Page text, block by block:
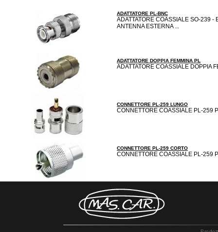
ADATTATORE PL-BNC
ADATTATORE COASSIALE SO-239 -
ANTENNA ESTERNA ...
ADATTATORE DOPPIA FEMMINA PL
ADATTATORE COASSIALE DOPPIA
CONNETTORE PL-259 LUNGO
CONNETTORE COASSIALE PL-259
CONNETTORE PL-259 CORTO
CONNETTORE COASSIALE PL-259